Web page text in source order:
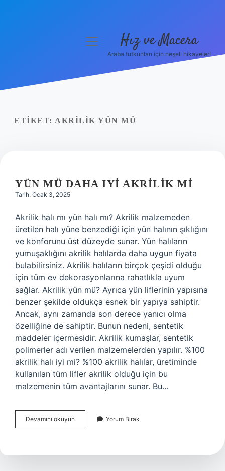
Yasal Uyarı
menüyü
Hız ve Macera
Araba tutkunları için neşeli hikayeler!
ETIKET: AKRILIK YÜN MÜ
YÜN MÜ DAHA IYI AKRILIK MI
Tarih: Ocak 3, 2025
Akrilik halı mı yün halı mı? Akrilik malzemeden
üretilen halı yüne benzediği için yün halının şıklığını
ve konforunu üst düzeyde sunar. Yün halıların
yumuşaklığını akrilik halılarda daha uygun fiyata
bulabilirsiniz. Akrilik halıların birçok çeşidi olduğu
için tüm ev dekorasyonlarına rahatlıkla uyum
sağlar. Akrilik yün mü? Ayrıca yün liflerinin yapısına
benzer şekilde oldukça esnek bir yapıya sahiptir.
Ancak, aynı zamanda son derece yanıcı olma
özelliğine de sahiptir. Bunun nedeni, sentetik
maddeler içermesidir. Akrilik kumaşlar, sentetik
polimerler adı verilen malzemelerden yapılır. %100
akrilik halı iyi mi? %100 akrilik halılar, üretiminde
kullanılan tüm lifler akrilik olduğu için bu
malzemenin tüm avantajlarını sunar. Bu…
Devamını okuyun
Mü
Akrilik
Yorum Bırak